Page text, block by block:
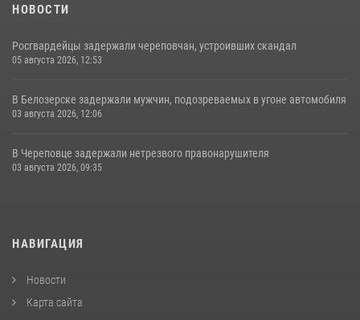
НОВОСТИ
Росгвардейцы задержали череповчан, устроивших скандал
05 августа 2026, 12:53
В Белозерске задержали мужчин, подозреваемых в угоне автомобиля
03 августа 2026, 12:06
В Череповце задержали нетрезвого правонарушителя
03 августа 2026, 09:35
НАВИГАЦИЯ
Новости
Карта сайта